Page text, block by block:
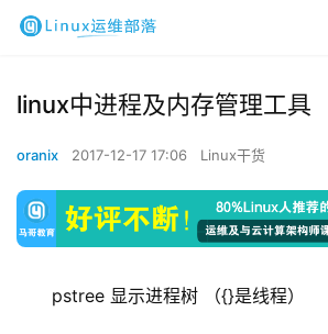
linux中进程及内存管理工具
oranix 2017-12-17 17:06 Linux干货
pstree 显示进程树 （{}是线程）